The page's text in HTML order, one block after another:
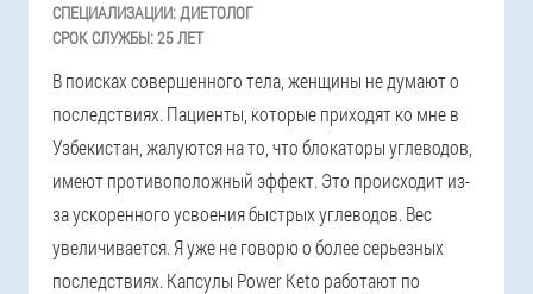
СПЕЦИАЛИЗАЦИИ:ДИЕТОЛОГ
СРОК СЛУЖБЫ:25 ЛЕТ
В поисках совершенного тела, женщины не думают о
последствиях. Пациенты, которые приходят ко мне в
Узбекистан, жалуются на то, что блокаторы углеводов,
имеют противоположный эффект. Это происходит из-
за ускоренного усвоения быстрых углеводов. Вес
увеличивается. Я уже не говорю о более серьезных
последствиях. Капсулы Power Keto работают по